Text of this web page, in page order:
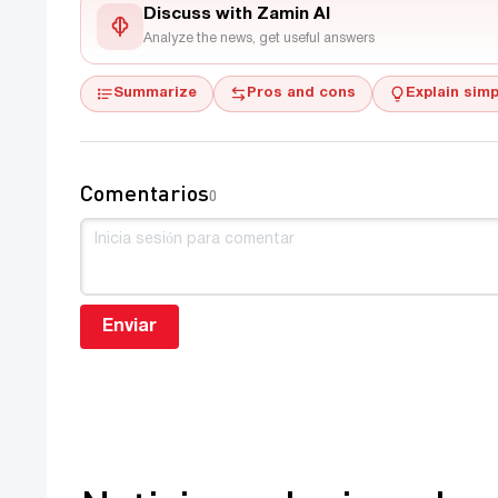
Discuss with Zamin AI
Analyze the news, get useful answers
Summarize Pros and cons Explain
Comentarios0
Enviar